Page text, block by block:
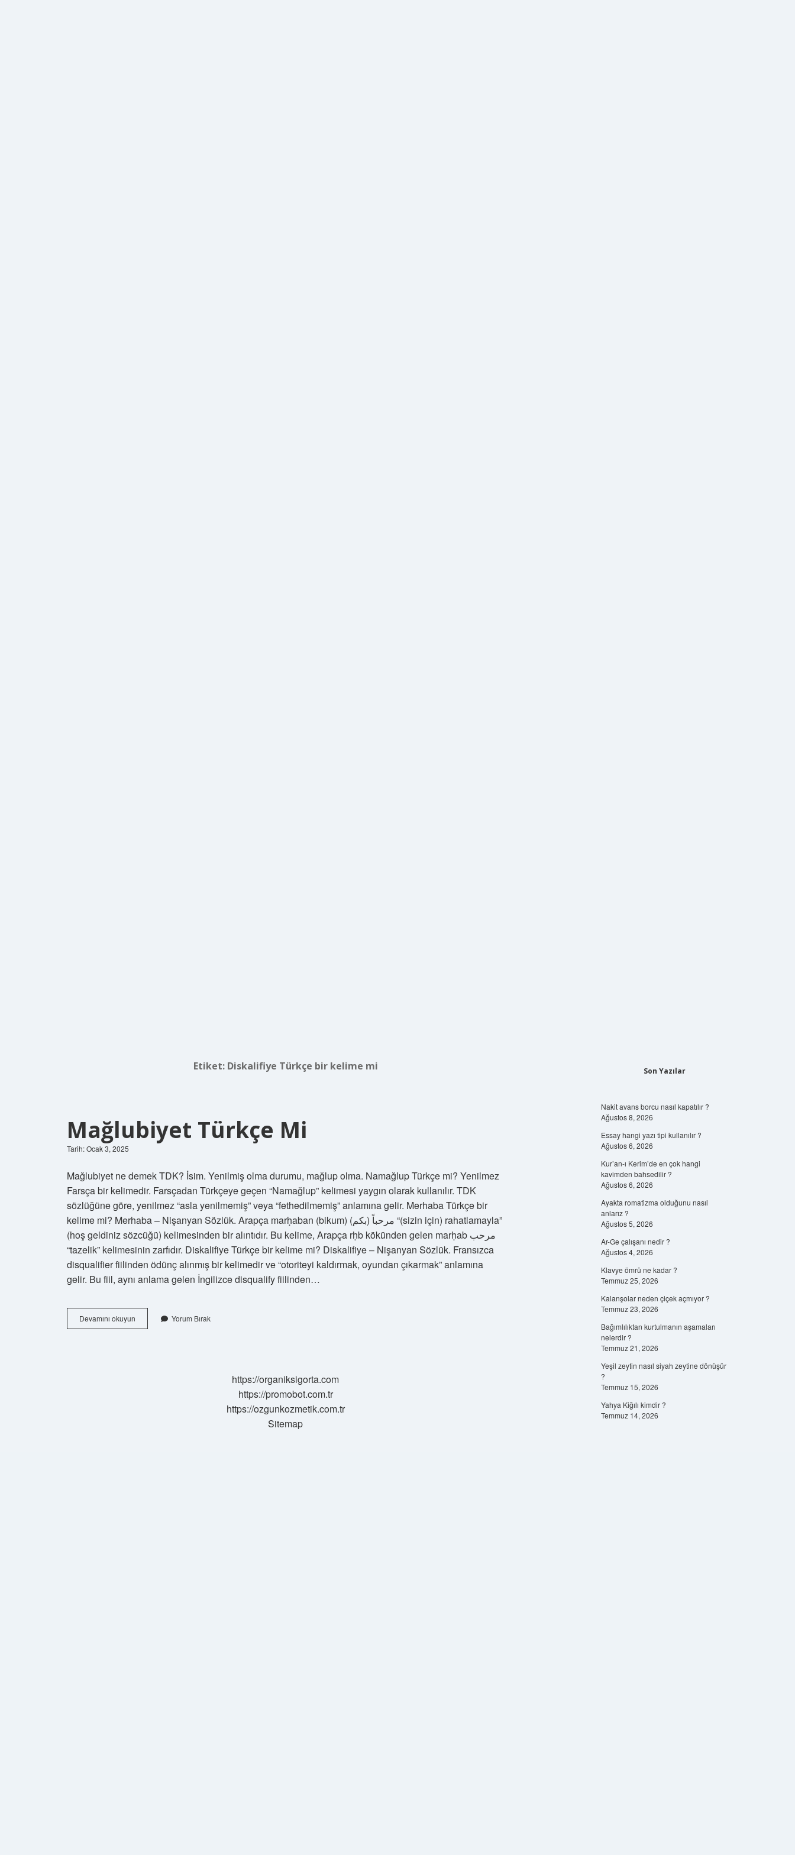
Etiket: Diskalifiye Türkçe bir kelime mi
Mağlubiyet Türkçe Mi
Tarih: Ocak 3, 2025
Mağlubiyet ne demek TDK? İsim. Yenilmiş olma durumu, mağlup olma. Namağlup Türkçe mi? Yenilmez
Farsça bir kelimedir. Farsçadan Türkçeye geçen “Namağlup” kelimesi yaygın olarak kullanılır. TDK
sözlüğüne göre, yenilmez “asla yenilmemiş” veya “fethedilmemiş” anlamına gelir. Merhaba Türkçe bir
kelime mi? Merhaba – Nişanyan Sözlük. Arapça marḥaban (bikum) مرحباً (بكم) “(sizin için) rahatlamayla”
(hoş geldiniz sözcüğü) kelimesinden bir alıntıdır. Bu kelime, Arapça rḥb kökünden gelen marḥab مرحب
“tazelik” kelimesinin zarfıdır. Diskalifiye Türkçe bir kelime mi? Diskalifiye – Nişanyan Sözlük. Fransızca
disqualifier fiilinden ödünç alınmış bir kelimedir ve “otoriteyi kaldırmak, oyundan çıkarmak” anlamına
gelir. Bu fiil, aynı anlama gelen İngilizce disqualify fiilinden…
Devamını okuyun Mağlubiyet
Türkçe
Yorum Bırak
https://organiksigorta.com
https://promobot.com.tr
https://ozgunkozmetik.com.tr
Sitemap
Son Yazılar
Nakit avans borcu nasıl kapatılır ?
Ağustos 8, 2026
Essay hangi yazı tipi kullanılır ?
Ağustos 6, 2026
Kur’an-ı Kerim’de en çok hangi
kavimden bahsedilir ?
Ağustos 6, 2026
Ayakta romatizma olduğunu nasıl
anlarız ?
Ağustos 5, 2026
Ar-Ge çalışanı nedir ?
Ağustos 4, 2026
Klavye ömrü ne kadar ?
Temmuz 25, 2026
Kalanşolar neden çiçek açmıyor ?
Temmuz 23, 2026
Bağımlılıktan kurtulmanın aşamaları
nelerdir ?
Temmuz 21, 2026
Yeşil zeytin nasıl siyah zeytine dönüşür
?
Temmuz 15, 2026
Yahya Kiğılı kimdir ?
Temmuz 14, 2026